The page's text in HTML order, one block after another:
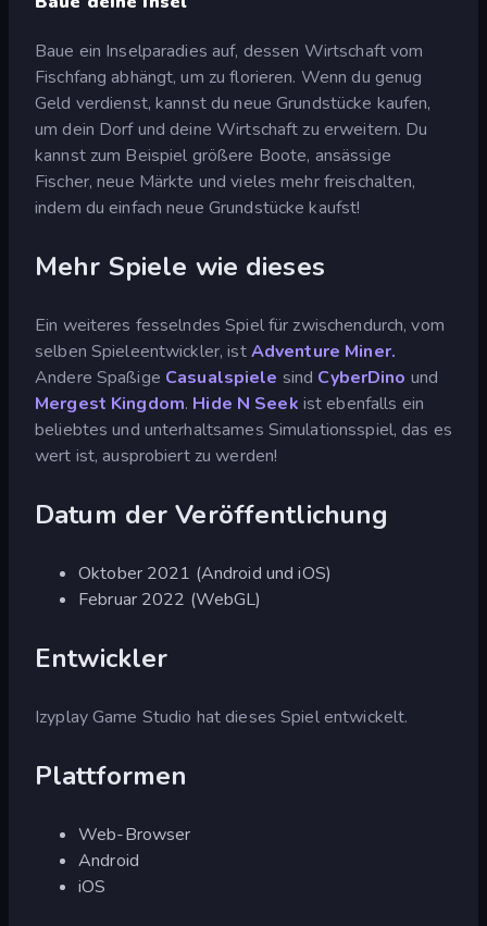
Baue ein Inselparadies auf, dessen Wirtschaft vom
Fischfang abhängt, um zu florieren. Wenn du genug
Geld verdienst, kannst du neue Grundstücke kaufen,
um dein Dorf und deine Wirtschaft zu erweitern. Du
kannst zum Beispiel größere Boote, ansässige
Fischer, neue Märkte und vieles mehr freischalten,
indem du einfach neue Grundstücke kaufst!
Mehr Spiele wie dieses
Ein weiteres fesselndes Spiel für zwischendurch, vom
selben Spieleentwickler, istAdventure Miner.
Andere Spaßige Casualspiele sind CyberDino und
Mergest Kingdom. Hide N Seek ist ebenfalls ein
beliebtes und unterhaltsames Simulationsspiel, das es
wert ist, ausprobiert zu werden!
Datum der Veröffentlichung
Oktober 2021 (Android und iOS)
Februar 2022 (WebGL)
Entwickler
Izyplay Game Studio hat dieses Spiel entwickelt.
Plattformen
Web-Browser
Android
iOS